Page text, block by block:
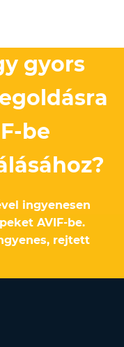
gyors
be
ingyenesen
AVIF-be.
rejtett